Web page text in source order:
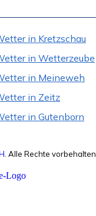
in Kretzschau
in Wetterzeube
in Meineweh
in Zeitz
in Gutenborn
. Alle Rechte vorbehalten